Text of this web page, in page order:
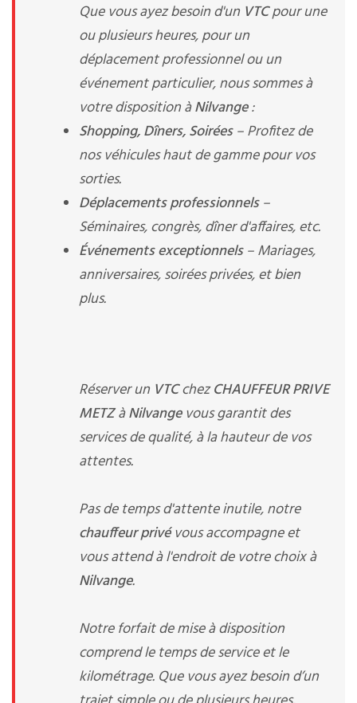
Que vous ayez besoin d'un VTCpour une
ou plusieurs heures, pour un
déplacement professionnel ou un
événement particulier, nous sommes à
votre disposition àNilvange:
Shopping, Dîners, Soirées– Profitez de
nos véhicules haut de gamme pour vos
sorties.
Déplacements professionnels–
Séminaires, congrès, dîner d'affaires, etc.
Événements exceptionnels– Mariages,
anniversaires, soirées privées, et bien
plus.
Réserver un VTCchezCHAUFFEUR PRIVE
METZàNilvangevous garantit des
services de qualité, à la hauteur de vos
attentes.
Pas de temps d'attente inutile, notre
chauffeur privévous accompagne et
vous attend à l'endroit de votre choix à
Nilvange.
Notre forfait de mise à disposition
comprend le temps de service et le
kilométrage. Que vous ayez besoin d’un